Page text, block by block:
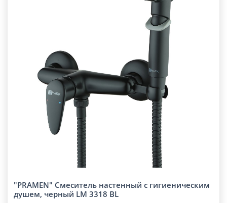
"PRAMEN" Смеситель настенный с гигиеническим
душем, черный LM 3318 BL